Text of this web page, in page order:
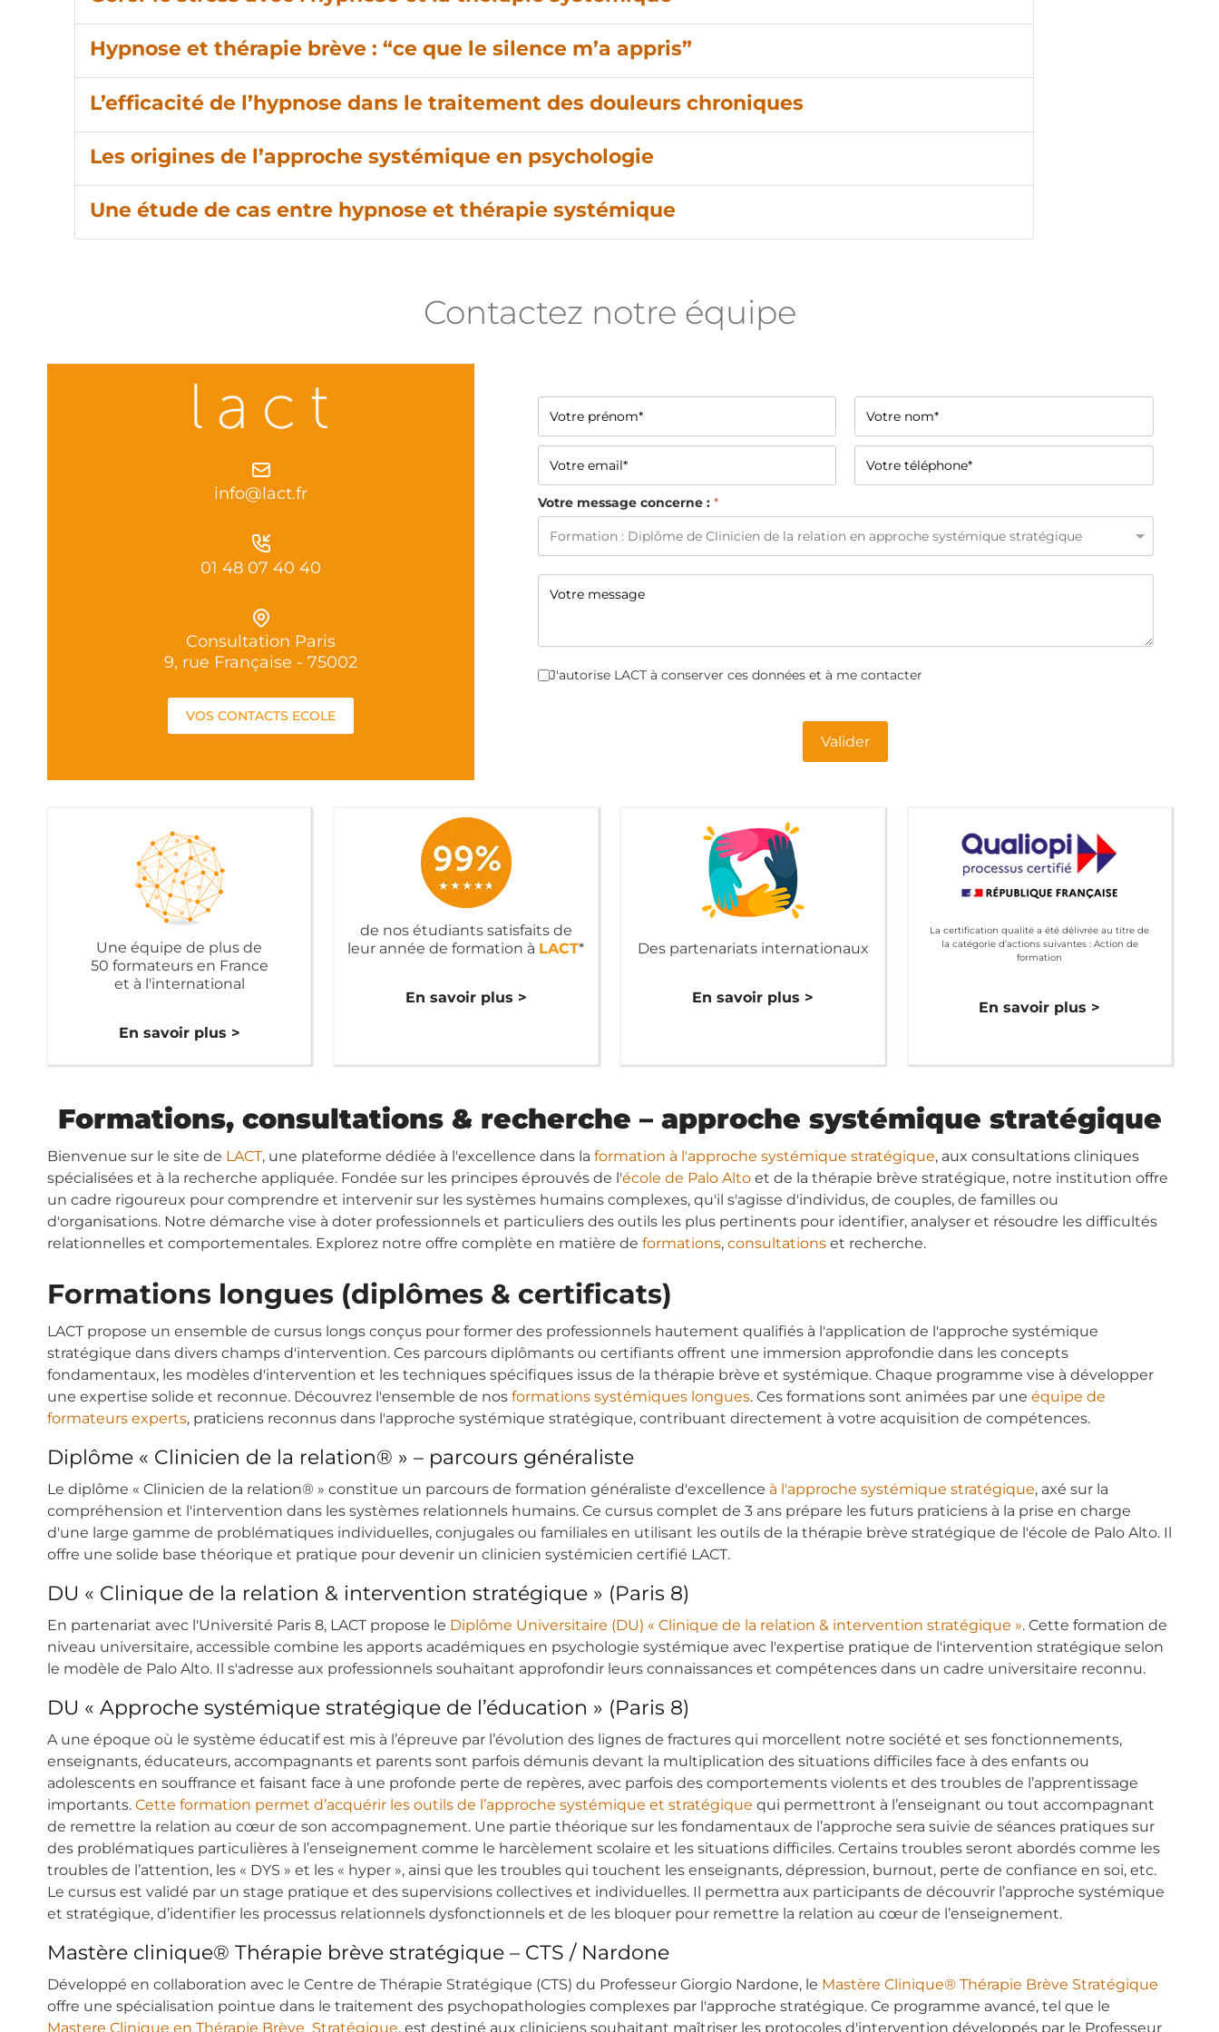
Hypnose et thérapie brève : “ce que le silence m’a appris”
L’efficacité de l’hypnose dans le traitement des douleurs chroniques
Les origines de l’approche systémique en psychologie
Une étude de cas entre hypnose et thérapie systémique
Contactez notre équipe
info@lact.fr
01 48 07 40 40
Consultation Paris
9, rue Française - 75002
VOS CONTACTS ECOLE
Votre message concerne : *
Cases à cocher*
J'autorise LACT à conserver ces données et à me contacter
Valider
Une équipe de plus de
50 formateurs en France
et à l'international
En savoir plus >
de nos étudiants satisfaits de
leur année de formation à LACT*
En savoir plus >
Des partenariats internationaux
En savoir plus >
La certification qualité a été délivrée au titre de
la catégorie d’actions suivantes : Action de
formation
En savoir plus >
Formations, consultations & recherche – approche systémique stratégique
Bienvenue sur le site de LACT, une plateforme dédiée à l'excellence dans la formation à l'approche systémique stratégique, aux consultations cliniques
spécialisées et à la recherche appliquée. Fondée sur les principes éprouvés de l'école de Palo Alto et de la thérapie brève stratégique, notre institution offre
un cadre rigoureux pour comprendre et intervenir sur les systèmes humains complexes, qu'il s'agisse d'individus, de couples, de familles ou
d'organisations. Notre démarche vise à doter professionnels et particuliers des outils les plus pertinents pour identifier, analyser et résoudre les difficultés
relationnelles et comportementales. Explorez notre offre complète en matière de formations, consultations et recherche.
Formations longues (diplômes & certificats)
LACT propose un ensemble de cursus longs conçus pour former des professionnels hautement qualifiés à l'application de l'approche systémique
stratégique dans divers champs d'intervention. Ces parcours diplômants ou certifiants offrent une immersion approfondie dans les concepts
fondamentaux, les modèles d'intervention et les techniques spécifiques issus de la thérapie brève et systémique. Chaque programme vise à développer
une expertise solide et reconnue. Découvrez l'ensemble de nos formations systémiques longues. Ces formations sont animées par une équipe de
formateurs experts, praticiens reconnus dans l'approche systémique stratégique, contribuant directement à votre acquisition de compétences.
Diplôme « Clinicien de la relation® » – parcours généraliste
Le diplôme « Clinicien de la relation® » constitue un parcours de formation généraliste d'excellence à l'approche systémique stratégique, axé sur la
compréhension et l'intervention dans les systèmes relationnels humains. Ce cursus complet de 3 ans prépare les futurs praticiens à la prise en charge
d'une large gamme de problématiques individuelles, conjugales ou familiales en utilisant les outils de la thérapie brève stratégique de l'école de Palo Alto. Il
offre une solide base théorique et pratique pour devenir un clinicien systémicien certifié LACT.
DU « Clinique de la relation & intervention stratégique » (Paris 8)
En partenariat avec l'Université Paris 8, LACT propose le Diplôme Universitaire (DU) « Clinique de la relation & intervention stratégique ». Cette formation de
niveau universitaire, accessible combine les apports académiques en psychologie systémique avec l'expertise pratique de l'intervention stratégique selon
le modèle de Palo Alto. Il s'adresse aux professionnels souhaitant approfondir leurs connaissances et compétences dans un cadre universitaire reconnu.
DU « Approche systémique stratégique de l’éducation » (Paris 8)
A une époque où le système éducatif est mis à l’épreuve par l’évolution des lignes de fractures qui morcellent notre société et ses fonctionnements,
enseignants, éducateurs, accompagnants et parents sont parfois démunis devant la multiplication des situations difficiles face à des enfants ou
adolescents en souffrance et faisant face à une profonde perte de repères, avec parfois des comportements violents et des troubles de l’apprentissage
importants. Cette formation permet d’acquérir les outils de l’approche systémique et stratégique qui permettront à l’enseignant ou tout accompagnant
de remettre la relation au cœur de son accompagnement. Une partie théorique sur les fondamentaux de l’approche sera suivie de séances pratiques sur
des problématiques particulières à l’enseignement comme le harcèlement scolaire et les situations difficiles. Certains troubles seront abordés comme les
troubles de l’attention, les « DYS » et les « hyper », ainsi que les troubles qui touchent les enseignants, dépression, burnout, perte de confiance en soi, etc.
Le cursus est validé par un stage pratique et des supervisions collectives et individuelles. Il permettra aux participants de découvrir l’approche systémique
et stratégique, d’identifier les processus relationnels dysfonctionnels et de les bloquer pour remettre la relation au cœur de l’enseignement.
Mastère clinique® Thérapie brève stratégique – CTS / Nardone
Développé en collaboration avec le Centre de Thérapie Stratégique (CTS) du Professeur Giorgio Nardone, le Mastère Clinique® Thérapie Brève Stratégique
offre une spécialisation pointue dans le traitement des psychopathologies complexes par l'approche stratégique. Ce programme avancé, tel que le
Mastere Clinique en Thérapie Brève Stratégique, est destiné aux cliniciens souhaitant maîtriser les protocoles d'intervention développés par le Professeur